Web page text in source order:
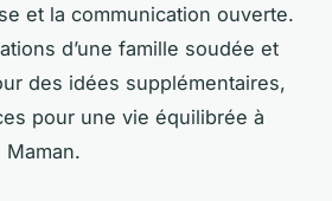
et la communication ouverte.
d’une famille soudée et
des idées supplémentaires,
pour une vie équilibrée à